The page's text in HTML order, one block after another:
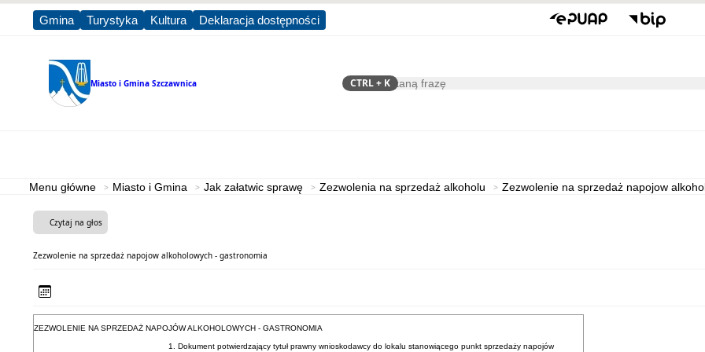
Gmina Turystyka Kultura Deklaracja dostępności
Miasto i Gmina Szczawnica Szukaj
CTRL+ K
Menu główne Miasto i Gmina Jak załatwic sprawę Zezwolenia na sprzedaż alkoholu Zezwolenie na sprzedaż napojow
Czytaj na głos
Zezwolenie na sprzedaż napojow alkoholowych - gastronomia
ZEZWOLENIE NA SPRZEDAŻ NAPOJÓW ALKOHOLOWYCH - GASTRONOMIA
1. Dokument potwierdzający tytuł prawny wnioskodawcy do lokalu stanowiącego punkt sprzedaży napojów